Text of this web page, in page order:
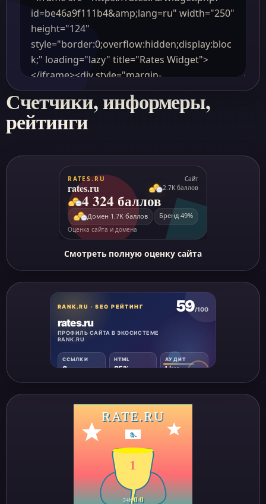
Счетчики, информеры,
рейтинги
Смотреть полную оценку сайта
1
RATE.RU
#-
24h0/0